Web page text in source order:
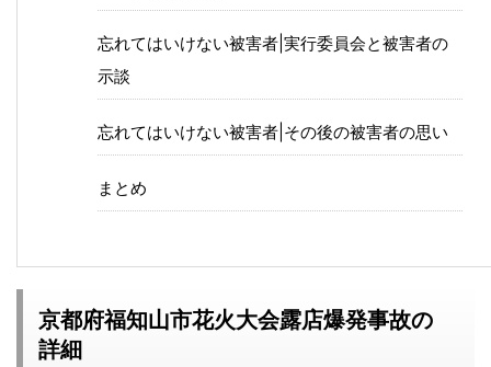
忘れてはいけない被害者|実行委員会と被害者の
示談
忘れてはいけない被害者|その後の被害者の思い
まとめ
京都府福知山市花火大会露店爆発事故の
詳細